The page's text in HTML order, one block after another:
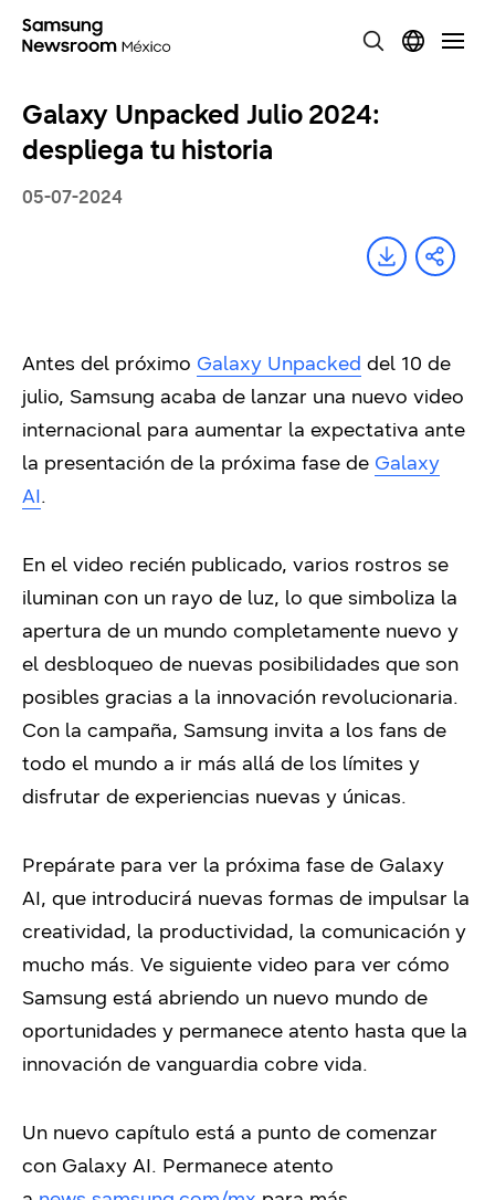
Galaxy Unpacked Julio 2024:
despliega tu historia
05-07-2024
Antes del próximo Galaxy Unpacked del 10 de
julio, Samsung acaba de lanzar una nuevo video
internacional para aumentar la expectativa ante
la presentación de la próxima fase de Galaxy
AI.
En el video recién publicado, varios rostros se
iluminan con un rayo de luz, lo que simboliza la
apertura de un mundo completamente nuevo y
el desbloqueo de nuevas posibilidades que son
posibles gracias a la innovación revolucionaria.
Con la campaña, Samsung invita a los fans de
todo el mundo a ir más allá de los límites y
disfrutar de experiencias nuevas y únicas.
Prepárate para ver la próxima fase de Galaxy
AI, que introducirá nuevas formas de impulsar la
creatividad, la productividad, la comunicación y
mucho más. Ve siguiente video para ver cómo
Samsung está abriendo un nuevo mundo de
oportunidades y permanece atento hasta que la
innovación de vanguardia cobre vida.
Un nuevo capítulo está a punto de comenzar
con Galaxy AI. Permanece atento